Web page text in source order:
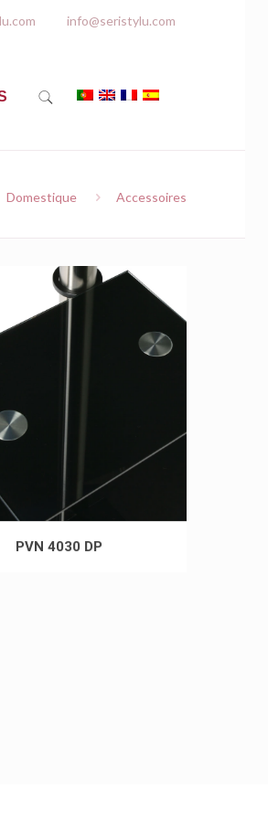
info@seristylu.com
Domestique Accessoires
PVN 4030 DP